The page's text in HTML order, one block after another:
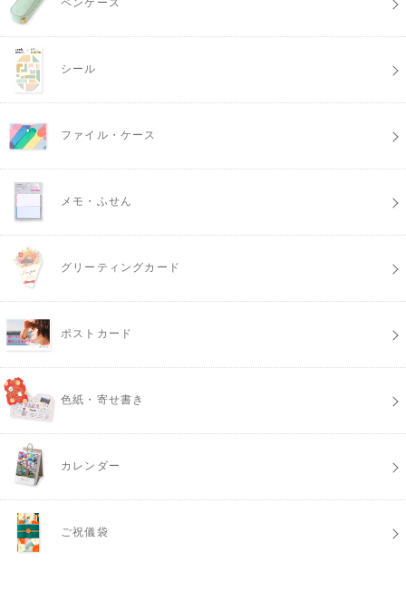
シール
ファイル・ケース
メモ・ふせん
グリーティングカード
ポストカード
色紙・寄せ書き
カレンダー
ご祝儀袋